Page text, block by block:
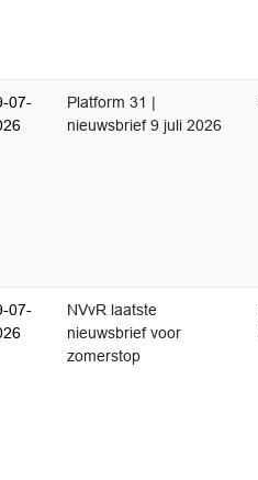
07-
Platform 31 |
nieuwsbrief 9 juli 2026
07-
NVvR laatste
nieuwsbrief voor
zomerstop